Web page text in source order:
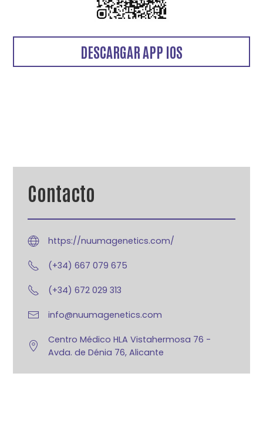
DESCARGAR APP IOS
Contacto
https://nuumagenetics.com/
(+34) 667 079 675
(+34) 672 029 313
info@nuumagenetics.com
Centro Médico HLA Vistahermosa 76 -
Avda. de Dénia 76, Alicante